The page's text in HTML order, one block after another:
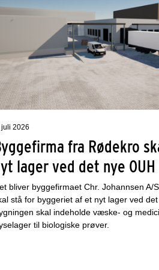
juli 2026
fra Rødekro
lager ved det nye OUH
bliver byggefirmaet Chr. Johannsen A/
stå for byggeriet af et nyt lager ved det
skal indeholde væske- og
til biologiske prøver.